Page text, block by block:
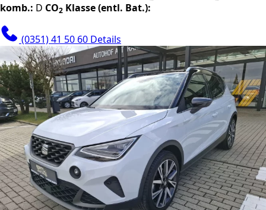
komb.: D CO2 Klasse (entl. Bat.):
(0351) 41 50 60 Details